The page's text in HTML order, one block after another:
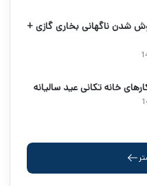
شدن ناگهانی بخاری گازی +
خانه تکانی عید سالیانه